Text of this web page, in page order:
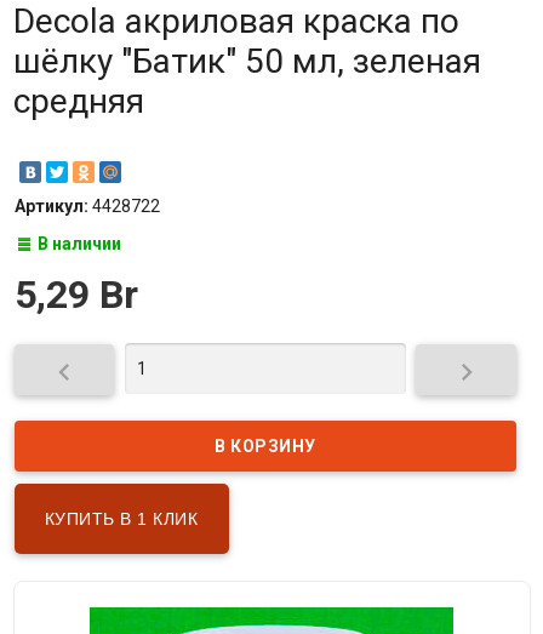
Decola акриловая краска по
шёлку "Батик" 50 мл, зеленая
средняя
Артикул: 4428722
В наличии
5,29 Br
 
КУПИТЬ В 1 КЛИК